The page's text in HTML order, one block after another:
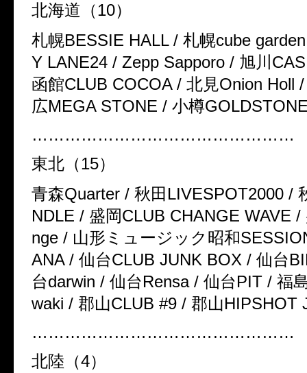
北海道（10）
札幌BESSIE HALL / 札幌cube
Y LANE24 / Zepp Sapporo / 旭川
函館CLUB COCOA / 北見Onion Holl
広MEGA STONE / 小樽
…………………………………………
東北（15）
青森Quarter / 秋田 LIVESPOT2000 /
NDLE / 盛岡CLUB CHANGE WAVE /
nge / 山形ミュージック昭和
ANA / 仙台CLUB JUNK BOX / 仙台
台darwin / 仙台Rensa / 仙台PIT / 福
waki / 郡山CLUB #9 / 郡山HIPSHOT
…………………………………………
北陸（4）